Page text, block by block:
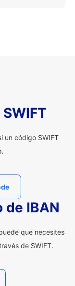
un código SWIFT
de IBAN
que necesites
de SWIFT.